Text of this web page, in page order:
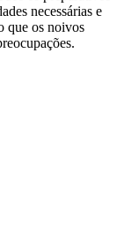
necessárias e
que os noivos